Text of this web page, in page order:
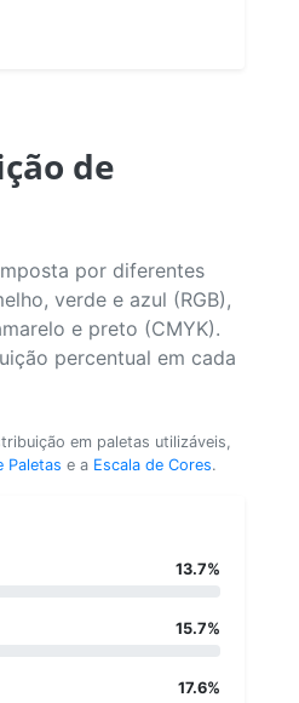
de
por diferentes
verde e azul (RGB),
e preto (CMYK).
percentual em cada
em paletas utilizáveis,
Paletas e a Escala de Cores.
13.7%
15.7%
17.6%